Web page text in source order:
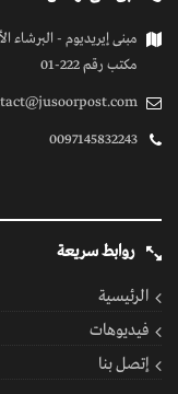
مبنى إيريديوم - البرشاء
مكتب رقم 222-01
0097145832243
روابط سريعة
الرئيسية
فيديوهات
إتصل بنا